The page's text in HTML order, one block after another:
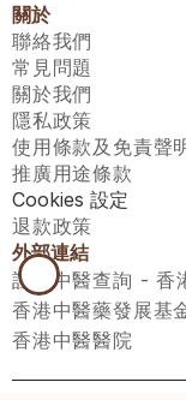
關於
聯絡我們
常見問題
關於我們
隱私政策
使用條款及免責聲
推廣用途條款
Cookies 設定
退款政策
外部連結
註冊中醫查詢 - 香
香港中醫藥發展基
香港中醫醫院